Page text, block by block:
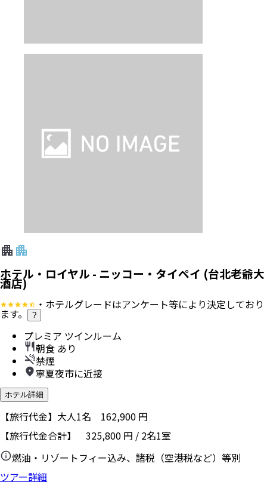
ホテル・ロイヤル - ニッコー・タイペイ (台北老爺大
酒店)
・ホテルグレードはアンケート等により決定しており
ます。 ?
プレミア ツインルーム
朝食 あり
禁煙
寧夏夜市に近接
ホテル詳細
【旅行代金】大人1名 162,900 円
【旅行代金合計】 325,800 円 / 2名1室
燃油・リゾートフィー込み、諸税（空港税など）等別
ツアー詳細